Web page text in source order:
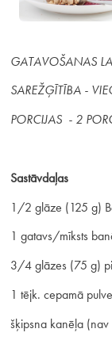
GATAVOŠANAS
SAREŽĢĪTĪBA -
PORCIJAS - 2
Sastāvdaļas
1/2 glāze (125 g)
1 gatavs/mīksts
3/4 glāzes (75 g)
1 tējk. cepamā
šķipsna kanēļa (nav